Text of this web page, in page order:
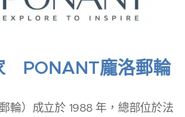
PONANT龐洛郵輪
輪）成立於 1988 年，總部位於法